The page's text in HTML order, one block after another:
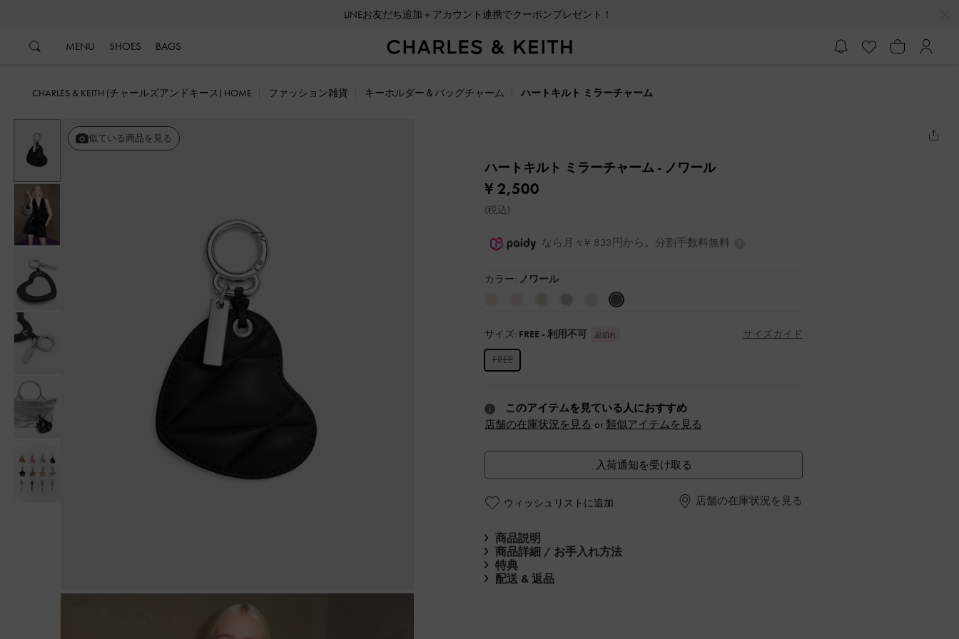
LINEお友だち追加＋アカウント連携でクーポンプレゼント！
MENU SHOES BAGS
CHARLES & KEITH (チャールズアンドキース) HOME ファッション雑貨 キーホルダー＆バッグチャーム ハートキルト ミラーチャーム
似ている商品を見る
ハートキルト ミラーチャーム - ノワール
¥ 2,500
(税込)
なら月々¥ 833円から。分割手数料無料
カラー: ノワール
サイズ: FREE - 利用不可 品切れ サイズガイド
FREE
このアイテムを見ている人におすすめ
店舗の在庫状況を見る or 類似アイテムを見る
入荷通知を受け取る
ウィッシュリストに追加 店舗の在庫状況を見る
商品説明
商品詳細 / お手入れ方法
特典
配送 & 返品